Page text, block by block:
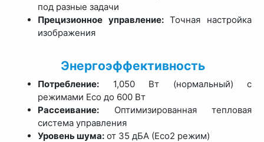
под разные задачи
Прецизионное управление:Точная настройка
изображения
Энергоэффективность
Потребление:1,050 Вт (нормальный) с
режимами Eco до 600 Вт
Рассеивание:Оптимизированная тепловая
система управления
Уровень шума:от 35 дБА (Eco2 режим)